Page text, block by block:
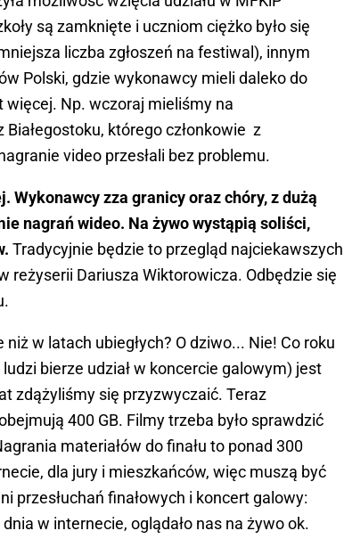
są zamknięte i uczniom ciężko było się
liczba zgłoszeń na festiwal), innym
Polski, gdzie wykonawcy mieli daleko do
więcej. Np. wczoraj mieliśmy na
Białegostoku, którego członkowie z
video przesłali bez problemu.
Wykonawcy zza granicy oraz chóry, z dużą
nagrań wideo. Na żywo wystąpią soliści,
Tradycyjnie będzie to przegląd najciekawszych
reżyserii Dariusza Wiktorowicza. Odbędzie się
w latach ubiegłych? O dziwo... Nie! Co roku
bierze udział w koncercie galowym) jest
zdążyliśmy się przyzwyczaić. Teraz
400 GB. Filmy trzeba było sprawdzić
materiałów do finału to ponad 300
dla jury i mieszkańców, więc muszą być
przesłuchań finałowych i koncert galowy:
w internecie, oglądało nas na żywo ok.